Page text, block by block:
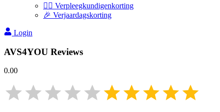
👩‍⚕️ Verpleegkundigenkorting
🎉 Verjaardagskorting
Login
AVS4YOU Reviews
0.00